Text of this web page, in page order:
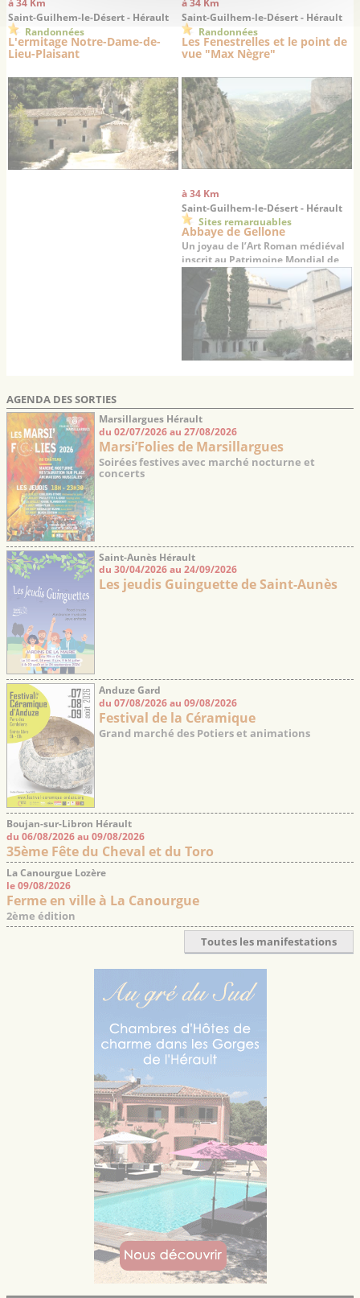
à 34 Km
Saint-Guilhem-le-Désert - Hérault
Randonnées
L'ermitage Notre-Dame-de-
Lieu-Plaisant
à 34 Km
Saint-Guilhem-le-Désert - Hérault
Randonnées
Les Fenestrelles et le point de
vue "Max Nègre"
à 34 Km
Saint-Guilhem-le-Désert - Hérault
Sites remarquables
Abbaye de Gellone
Un joyau de l’Art Roman médiéval
inscrit au Patrimoine Mondial de
l’UNESCO
AGENDA DES SORTIES
Marsillargues Hérault
du 02/07/2026 au 27/08/2026
Marsi’Folies de Marsillargues
Soirées festives avec marché nocturne et
concerts
Saint-Aunès Hérault
du 30/04/2026 au 24/09/2026
Les jeudis Guinguette de Saint-Aunès
Anduze Gard
du 07/08/2026 au 09/08/2026
Festival de la Céramique
Grand marché des Potiers et animations
Boujan-sur-Libron Hérault
du 06/08/2026 au 09/08/2026
35ème Fête du Cheval et du Toro
La Canourgue Lozère
le 09/08/2026
Ferme en ville à La Canourgue
2ème édition
Toutes les manifestations